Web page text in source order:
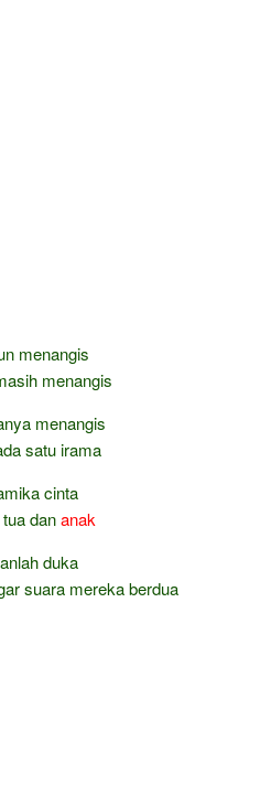
menangis
menangis
menangis
satu irama
cinta
dananak
duka
suara mereka berdua